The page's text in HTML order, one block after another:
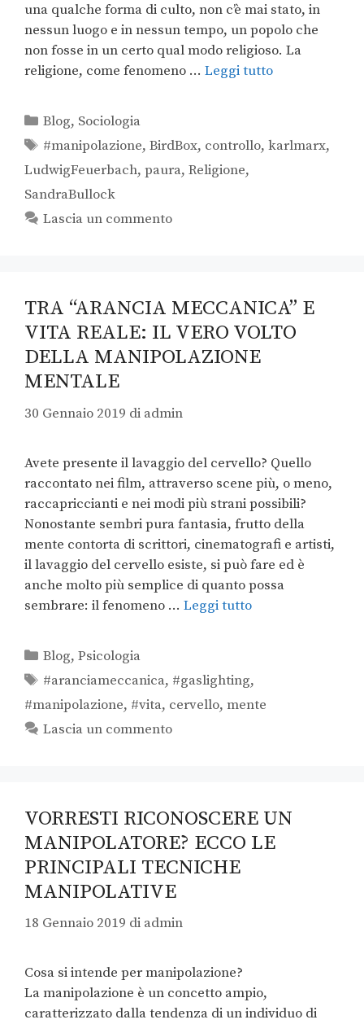
una qualche forma di culto, non c’è mai stato, in
nessun luogo e in nessun tempo, un popolo che
non fosse in un certo qual modo religioso. La
religione, come fenomeno … Leggi tutto
Blog, Sociologia
#manipolazione,BirdBox, controllo,karlmarx,
LudwigFeuerbach, paura, Religione,
SandraBullock
Lascia un commento
TRA “ARANCIA MECCANICA” E
VITA REALE: IL VERO VOLTO
DELLA MANIPOLAZIONE
MENTALE
30 Gennaio 2019 di admin
Avete presente il lavaggio del cervello? Quello
raccontato nei film, attraverso scene più, o meno,
raccapriccianti e nei modi più strani possibili?
Nonostante sembri pura fantasia, frutto della
mente contorta di scrittori, cinematografi e artisti,
il lavaggio del cervello esiste, si può fare ed è
anche molto più semplice di quanto possa
sembrare: il fenomeno … Leggi tutto
Blog,Psicologia
#aranciameccanica, #gaslighting,
#manipolazione, #vita, cervello, mente
Lascia un commento
VORRESTI RICONOSCERE UN
MANIPOLATORE? ECCO LE
PRINCIPALI TECNICHE
MANIPOLATIVE
18 Gennaio 2019 di admin
Cosa si intende per manipolazione?
La manipolazione è un concetto ampio,
caratterizzato dalla tendenza di un individuo di